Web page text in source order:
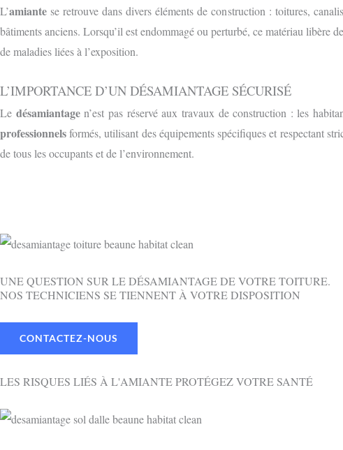
L’amiante se retrouve dans divers éléments de construction : toitures,
bâtiments anciens. Lorsqu’il est endommagé ou perturbé, ce matériau libère
de maladies liées à l’exposition.
L’IMPORTANCE D’UN DÉSAMIANTAGE SÉCURISÉ
Le désamiantagen’est pas réservé aux travaux de construction : les
professionnelsformés, utilisant des équipements spécifiques et respectant
de tous les occupants et de l’environnement.
UNE QUESTION SUR LE DÉSAMIANTAGE DE VOTRE TOITURE.
NOS TECHNICIENS SE TIENNENT À VOTRE DISPOSITION
CONTACTEZ-NOUS
LES RISQUES LIÉS À L'AMIANTE PROTÉGEZ VOTRE SANTÉ